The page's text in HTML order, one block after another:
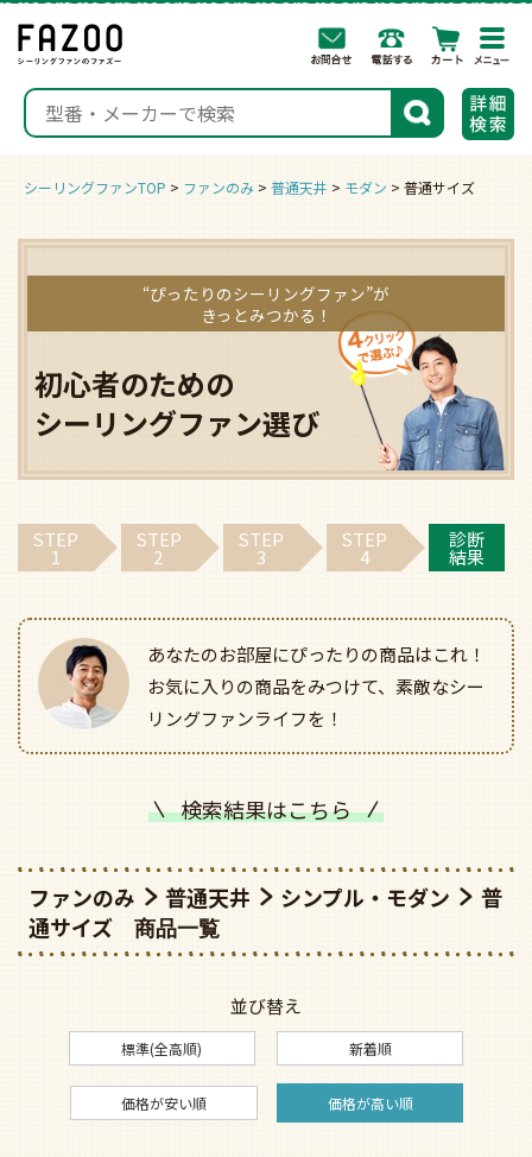
検索
シーリングファンTOP ファンのみ 普通天井 モダン 普通サイズ
“ぴったりのシーリングファン”が
きっとみつかる！
初心者のための
シーリングファン選び
STEP
1
STEP
2
STEP
3
STEP
4
診断
結果
あなたのお部屋にぴったりの商品はこれ！
お気に入りの商品をみつけて、素敵なシー
リングファンライフを！
検索結果はこちら
ファンのみ 普通天井 シンプル・モダン
普
通サイズ
並び替え
標準(全高順) 新着順
価格が安い順 価格が高い順